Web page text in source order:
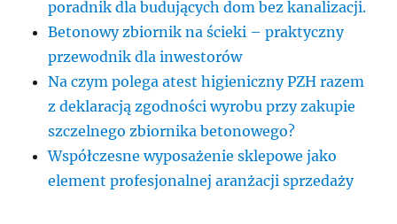
poradnik dla budujących dom bez kanalizacji.
Betonowy zbiornik na ścieki – praktyczny
przewodnik dla inwestorów
Na czym polega atest higieniczny PZH razem
z deklaracją zgodności wyrobu przy zakupie
szczelnego zbiornika betonowego?
Współczesne wyposażenie sklepowe jako
element profesjonalnej aranżacji sprzedaży